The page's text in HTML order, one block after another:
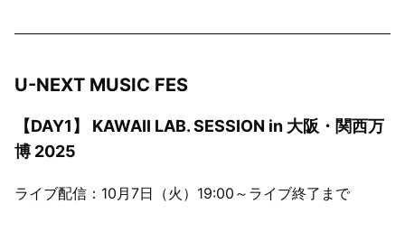
U-NEXT MUSIC FES
【DAY1】 KAWAII LAB. SESSION in 大阪・関西万
博 2025
ライブ配信：10月7日（火）19:00～ライブ終了まで